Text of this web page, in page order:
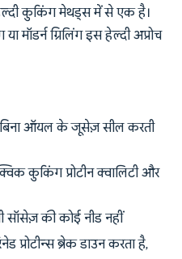
कुकिंग मेथड्स में से एक है।
ग्रिलिंग इस हेल्दी अप्रोच
बिना ऑयल के जूसेज़ सील करती
कुकिंग प्रोटीन क्वालिटी और
सॉसेज़ की कोई नीड नहीं
प्रोटीन्स ब्रेक डाउन करता है,